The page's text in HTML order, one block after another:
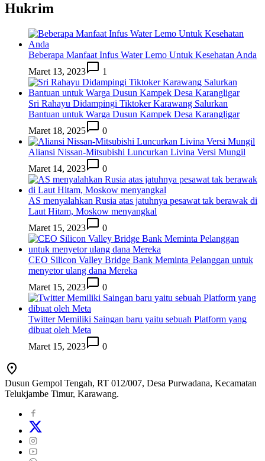
Hukrim
Beberapa Manfaat Infus Water Lemo Untuk Kesehatan Anda
Maret 13, 2023
1
Sri Rahayu Didampingi Tiktoker Karawang Salurkan
Bantuan untuk Warga Dusun Kampek Desa Karangligar
Maret 18, 2025
0
Aliansi Nissan-Mitsubishi Luncurkan Livina Versi Mungil
Maret 14, 2023
0
AS menyalahkan Rusia atas jatuhnya pesawat tak berawak di
Laut Hitam, Moskow menyangkal
Maret 15, 2023
0
CEO Silicon Valley Bridge Bank Meminta Pelanggan untuk
menyetor ulang dana Mereka
Maret 15, 2023
0
Twitter Memiliki Saingan baru yaitu sebuah Platform yang
dibuat oleh Meta
Maret 15, 2023
0
Dusun Gempol Tengah, RT 012/007, Desa Purwadana, Kecamatan
Telukjambe Timur, Karawang.